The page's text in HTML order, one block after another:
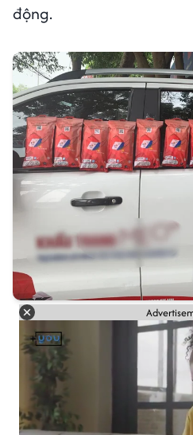
động.